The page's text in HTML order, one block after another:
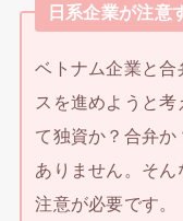
日系企業が注意
ベトナム企業と
スを進めようと
て独資か？合弁か
ありません。そ
注意が必要です。